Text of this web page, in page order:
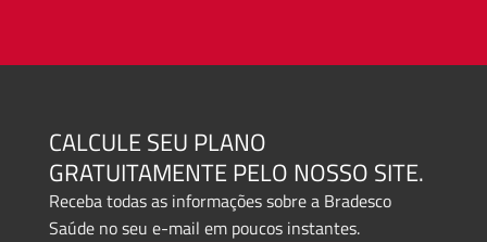
CALCULE SEU PLANO
GRATUITAMENTE PELO NOSSO SITE.
Receba todas as informações sobre a Bradesco
Saúde no seu e-mail em poucos instantes.